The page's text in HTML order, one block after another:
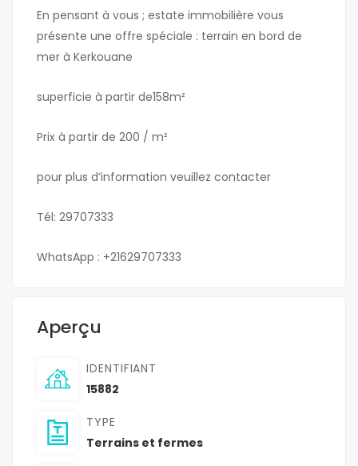
En pensant à vous ; estate immobilière vous
présente une offre spéciale : terrain en bord de
mer à Kerkouane
superficie à partir de158m²
Prix ​​à partir de 200 / m²
pour plus d’information veuillez contacter
Tél: 29707333
WhatsApp : +21629707333
Aperçu
IDENTIFIANT
15882
TYPE
Terrains et fermes